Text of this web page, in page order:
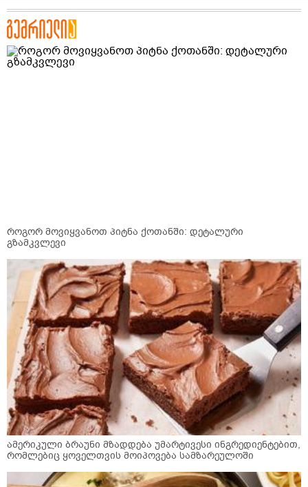
როგორ მოვიყვანოთ პიტნა ქოთანში: დეტალური
გზამკვლევი
ამერიკული ბრაუნი მზადდება უმარტივესი ინგრედიენტებით,
რომლებიც ყოველთვის მოიპოვება სამზარეულოში